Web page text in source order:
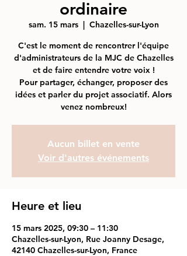
ordinaire
sam. 15 mars
  |
Chazelles-sur-Lyon
C'est le moment de rencontrer l'équipe
d'administrateurs de la MJC de Chazelles
et de faire entendre votre voix !
Pour partager, échanger, proposer des
idées et parler du projet associatif. Alors
venez nombreux!
Aucun billet en vente
Voir d'autres événements
Heure et lieu
15 mars 2025, 09:30 – 11:30
Chazelles-sur-Lyon, Rue Joanny Desage,
42140 Chazelles-sur-Lyon, France